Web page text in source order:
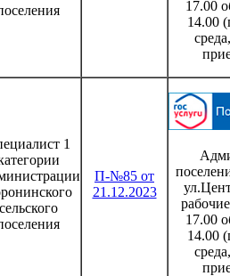
17.00
14.00
1
сельского
П-№85 от
21.12.2023
17.00
14.00